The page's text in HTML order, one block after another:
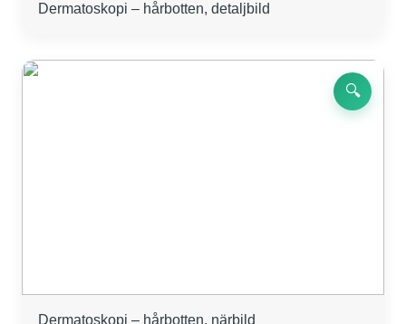
Dermatoskopi – hårbotten, detaljbild
🔍
Dermatoskopi – hårbotten, närbild